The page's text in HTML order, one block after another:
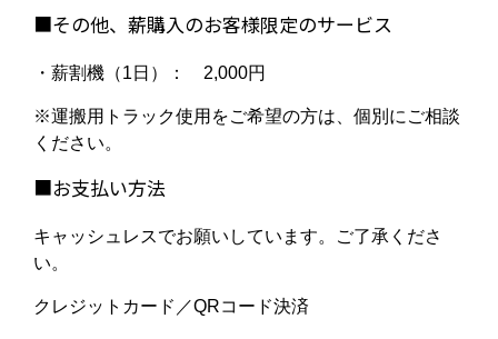
■その他、薪購入のお客様限定のサービス
・薪割機（1日）： 2,000円
※運搬用トラック使用をご希望の方は、個別にご相談
ください。
■お支払い方法
キャッシュレスでお願いしています。ご了承くださ
い。
クレジットカード／QRコード決済